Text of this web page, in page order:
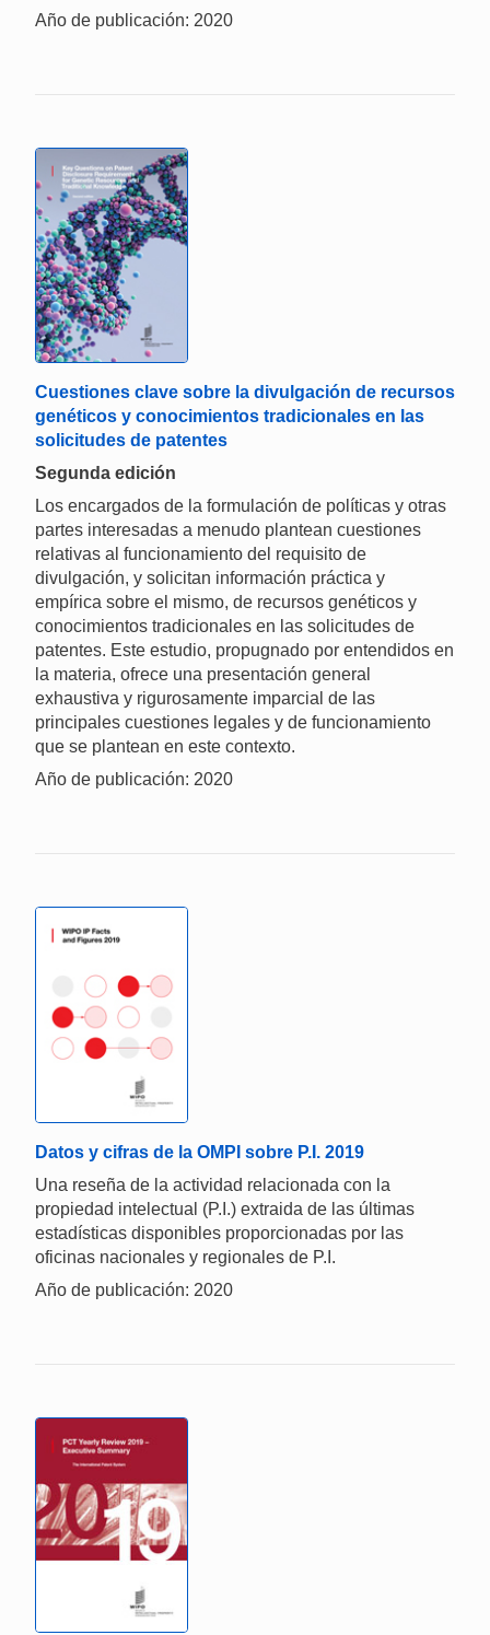
Año de publicación: 2020
Cuestiones clave sobre la divulgación de recursos
genéticos y conocimientos tradicionales en las
solicitudes de patentes
Segunda edición
Los encargados de la formulación de políticas y otras
partes interesadas a menudo plantean cuestiones
relativas al funcionamiento del requisito de
divulgación, y solicitan información práctica y
empírica sobre el mismo, de recursos genéticos y
conocimientos tradicionales en las solicitudes de
patentes. Este estudio, propugnado por entendidos en
la materia, ofrece una presentación general
exhaustiva y rigurosamente imparcial de las
principales cuestiones legales y de funcionamiento
que se plantean en este contexto.
Año de publicación: 2020
Datos y cifras de la OMPI sobre P.I. 2019
Una reseña de la actividad relacionada con la
propiedad intelectual (P.I.) extraida de las últimas
estadísticas disponibles proporcionadas por las
oficinas nacionales y regionales de P.I.
Año de publicación: 2020